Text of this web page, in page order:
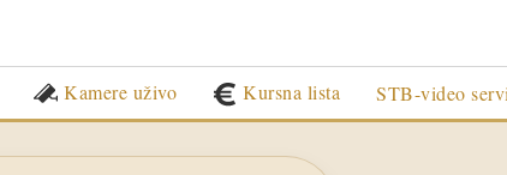
Kamere uživo Kursna lista STB-video